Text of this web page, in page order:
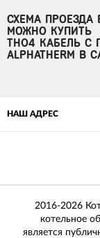
СХЕМА ПРОЕЗДА
МОЖНО КУПИТЬ
TH04 КАБЕЛЬ С
ALPHATHERM В
НАШ АДРЕС
2016-2026
котельное
является